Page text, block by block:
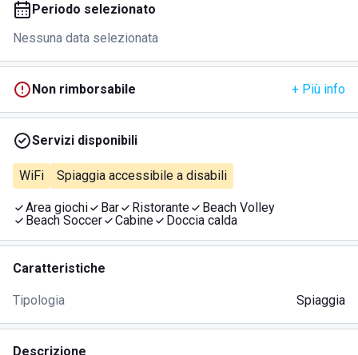
Periodo selezionato
Nessuna data selezionata
Non rimborsabile + Più info
Servizi disponibili
WiFi Spiaggia accessibile a disabili
Area giochi Bar Ristorante
Beach Volley
Beach Soccer
Cabine Doccia calda
Caratteristiche
Tipologia Spiaggia
Descrizione